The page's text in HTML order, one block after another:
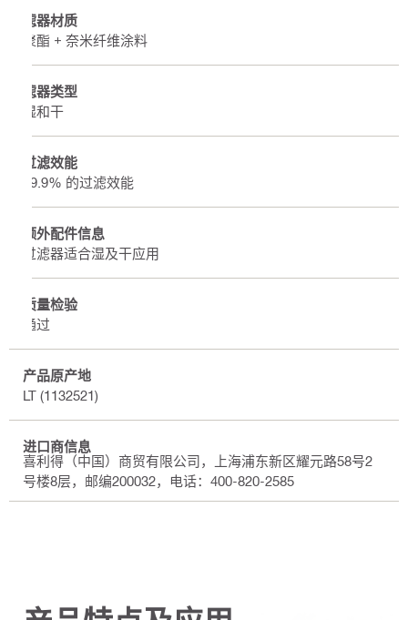
滤器材质
聚酯 + 奈米纤维涂料
滤器类型
湿和干
过滤效能
99.9% 的过滤效能
额外配件信息
过滤器适合湿及干应用
质量检验
通过
产品原产地
LT (1132521)
进口商信息
喜利得（中国）商贸有限公司，上海浦东新区耀元路58号2
号楼8层，邮编200032，电话：400-820-2585